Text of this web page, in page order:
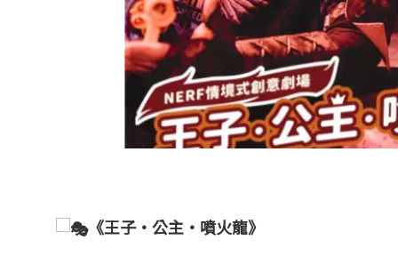
《王子・公主・噴火龍》